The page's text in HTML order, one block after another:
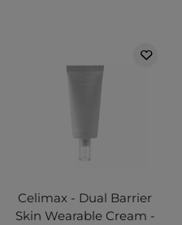
Celimax - Dual Barrier
Skin Wearable Cream -